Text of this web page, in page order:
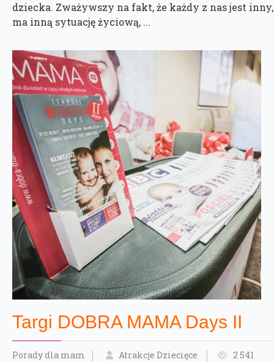
dziecka. Zważywszy na fakt, że każdy z nas jest inny,
ma inną sytuację życiową, ...
Targi DOBRA MAMA Days II
Porady dla mam Atrakcje Dziecięce 2 541